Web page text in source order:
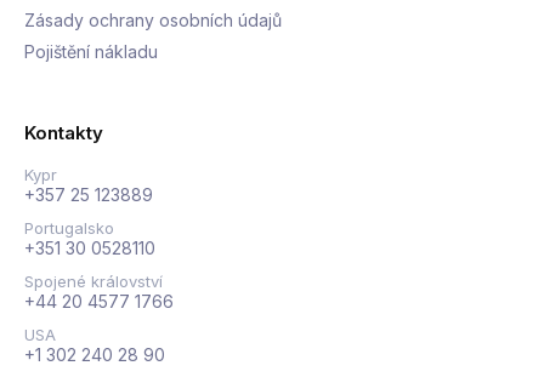
Zásady ochrany osobních údajů
Pojištění nákladu
Kontakty
Kypr
+357 25 123889
Portugalsko
+351 30 0528110
Spojené království
+44 20 4577 1766
USA
+1 302 240 28 90